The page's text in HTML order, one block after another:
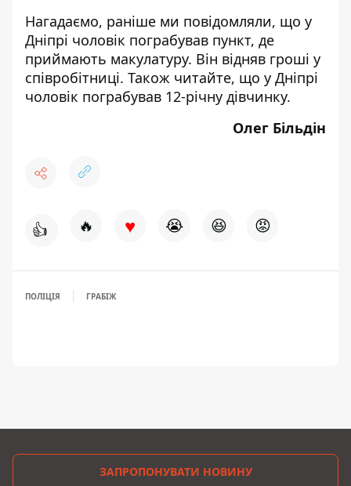
Нагадаємо, раніше ми повідомляли, що у
Дніпрі чоловік пограбував пункт, де
приймають макулатуру. Він відняв гроші у
співробітниці. Також читайте, що у Дніпрі
чоловік пограбував 12-річну дівчинку.
Олег Більдін
👍 🔥 ♥ 😭 😆 😡
ПОЛІЦІЯ ГРАБІЖ
ЗАПРОПОНУВАТИ НОВИНУ